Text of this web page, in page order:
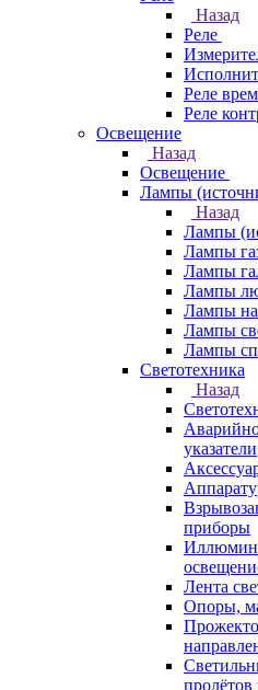
Назад
Реле
Реле
Реле
Освещение
Назад
Освещение
Лампы
Назад
Лампы
Лампы
Лампы
Лампы
Лампы
Лампы
Лампы
Светотехника
Назад
указатели
приборы
Лента
Опоры,
пролётов